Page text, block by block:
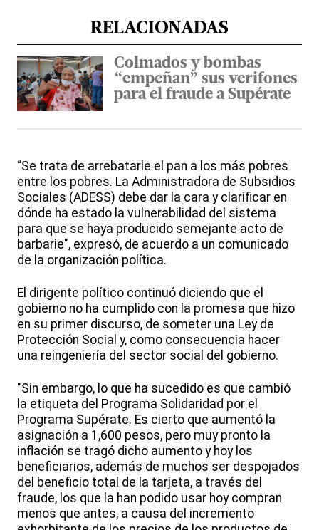
RELACIONADAS
Colmados y bombas
“empeñan” sus verifones
para el fraude a Supérate
“Se trata de arrebatarle el pan a los más pobres
entre los pobres. La Administradora de Subsidios
Sociales (ADESS) debe dar la cara y clarificar en
dónde ha estado la vulnerabilidad del sistema
para que se haya producido semejante acto de
barbarie", expresó, de acuerdo a un comunicado
de la organización política.
El dirigente político continuó diciendo que el
gobierno no ha cumplido con la promesa que hizo
en su primer discurso, de someter una Ley de
Protección Social y, como consecuencia hacer
una reingeniería del sector social del gobierno.
"Sin embargo, lo que ha sucedido es que cambió
la etiqueta del Programa Solidaridad por el
Programa Supérate. Es cierto que aumentó la
asignación a 1,600 pesos, pero muy pronto la
inflación se tragó dicho aumento y hoy los
beneficiarios, además de muchos ser despojados
del beneficio total de la tarjeta, a través del
fraude, los que la han podido usar hoy compran
menos que antes, a causa del incremento